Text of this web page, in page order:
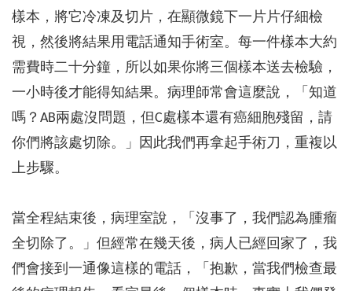
樣本，將它冷凍及切片，在顯微鏡下一片片仔細檢
視，然後將結果用電話通知手術室。每一件樣本大約
需費時二十分鐘，所以如果你將三個樣本送去檢驗，
一小時後才能得知結果。病理師常會這麼說，「知道
嗎？AB兩處沒問題，但C處樣本還有癌細胞殘留，請
你們將該處切除。」因此我們再拿起手術刀，重複以
上步驟。
當全程結束後，病理室說，「沒事了，我們認為腫瘤
全切除了。」但經常在幾天後，病人已經回家了，我
們會接到一通像這樣的電話，「抱歉，當我們檢查最